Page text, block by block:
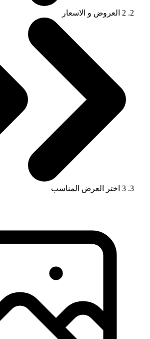
2 العروض و الاسعار
3 اختر العرض المناسب